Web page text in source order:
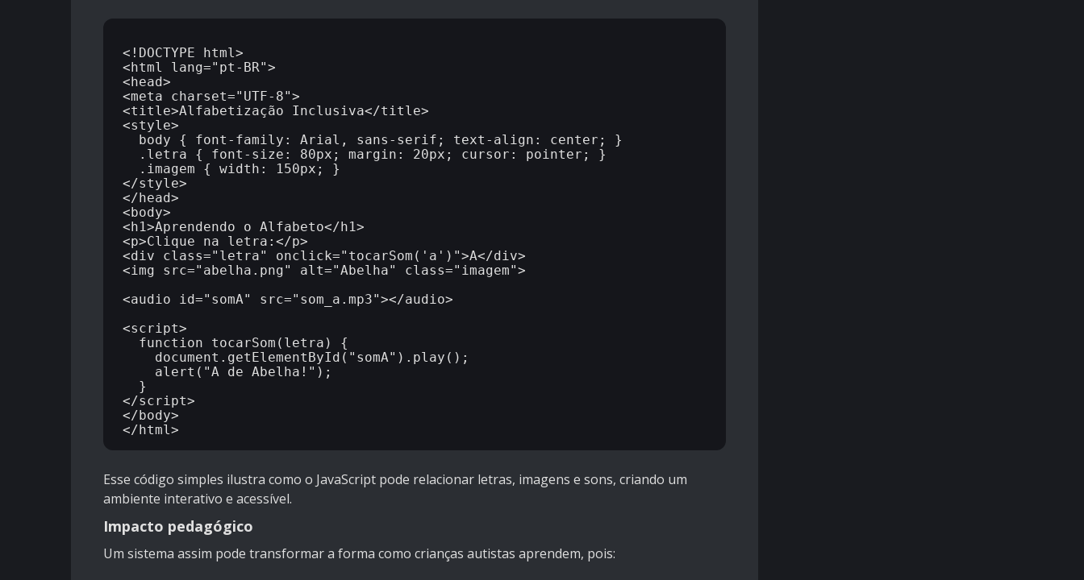
<!DOCTYPE html>
<html lang="pt-BR">
<head>
<meta charset="UTF-8">
<title>Alfabetização Inclusiva</title>
<style>
</style>
</head>
<body>
<h1>Aprendendo o Alfabeto</h1>
<p>Clique na letra:</p>
<div class="letra" onclick="tocarSom('a')">A</div>
<img src="abelha.png" alt="Abelha" class="imagem">
<audio id="somA" src="som_a.mp3"></audio>
<script>
</script>
</body>
Esse código simples ilustra como o JavaScript pode relacionar letras, imagens e sons, criando um
ambiente interativo e acessível.
Impacto pedagógico
Um sistema assim pode transformar a forma como crianças autistas aprendem, pois: